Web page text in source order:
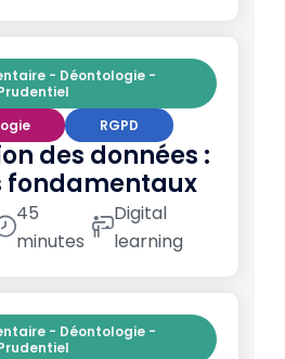
- Déontologie -
RGPD
des données :
fondamentaux
45
minutes
Digital
learning
- Déontologie -